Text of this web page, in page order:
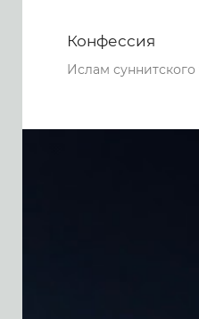
Конфессия
Ислам суннитского